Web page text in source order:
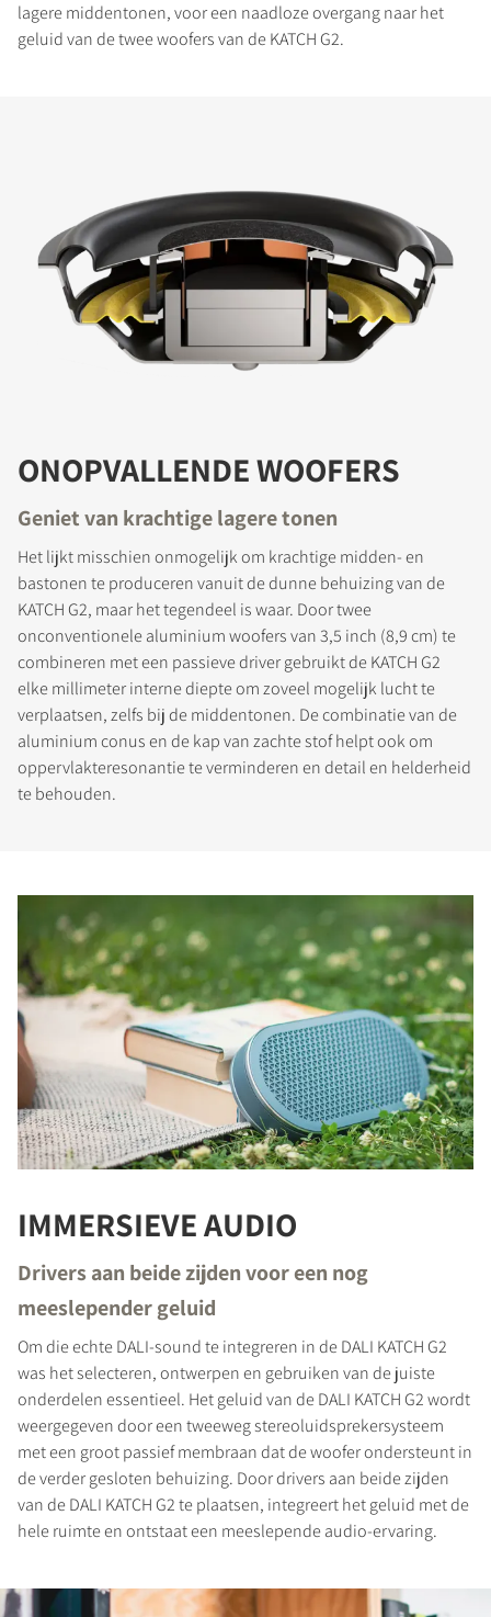
lagere middentonen, voor een naadloze overgang naar het
geluid van de twee woofers van de KATCH G2.
ONOPVALLENDE WOOFERS
Geniet van krachtige lagere tonen
Het lijkt misschien onmogelijk om krachtige midden- en
bastonen te produceren vanuit de dunne behuizing van de
KATCH G2, maar het tegendeel is waar. Door twee
onconventionele aluminium woofers van 3,5 inch (8,9 cm) te
combineren met een passieve driver gebruikt de KATCH G2
elke millimeter interne diepte om zoveel mogelijk lucht te
verplaatsen, zelfs bij de middentonen. De combinatie van de
aluminium conus en de kap van zachte stof helpt ook om
oppervlakteresonantie te verminderen en detail en helderheid
te behouden.
IMMERSIEVE AUDIO
Drivers aan beide zijden voor een nog
meeslepender geluid
Om die echte DALI-sound te integreren in de DALI KATCH G2
was het selecteren, ontwerpen en gebruiken van de juiste
onderdelen essentieel. Het geluid van de DALI KATCH G2 wordt
weergegeven door een tweeweg stereoluidsprekersysteem
met een groot passief membraan dat de woofer ondersteunt in
de verder gesloten behuizing. Door drivers aan beide zijden
van de DALI KATCH G2 te plaatsen, integreert het geluid met de
hele ruimte en ontstaat een meeslepende audio-ervaring.
REGISTREER JE OM TE
DOWNLOADEN
alle vergrendelde downloadbestanden op de
website.